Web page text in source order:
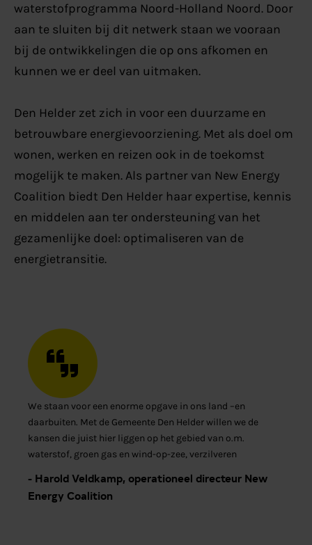
waterstofprogramma Noord-Holland Noord. Door
aan te sluiten bij dit netwerk staan we vooraan
bij de ontwikkelingen die op ons afkomen en
kunnen we er deel van uitmaken.
Den Helder zet zich in voor een duurzame en
betrouwbare energievoorziening. Met als doel om
wonen, werken en reizen ook in de toekomst
mogelijk te maken. Als partner van New Energy
Coalition biedt Den Helder haar expertise, kennis
en middelen aan ter ondersteuning van het
gezamenlijke doel: optimaliseren van de
energietransitie.
We staan voor een enorme opgave in ons land –en
daarbuiten. Met de Gemeente Den Helder willen we de
kansen die juist hier liggen op het gebied van o.m.
waterstof, groen gas en wind-op-zee, verzilveren
- Harold Veldkamp, operationeel directeur New
Energy Coalition